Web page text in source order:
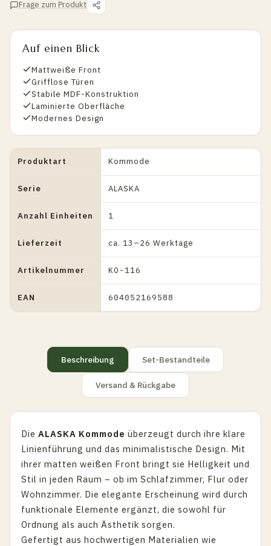
Frage zum Produkt
Auf einen Blick
Mattweiße Front
Grifflose Türen
Stabile MDF-Konstruktion
Laminierte Oberfläche
Modernes Design
Produktart Kommode
Serie ALASKA
Anzahl Einheiten 1
Lieferzeit ca. 13–26 Werktage
Artikelnummer KO-116
EAN 604052169588
Beschreibung Set-Bestandteile
Versand & Rückgabe
Die ALASKA Kommode überzeugt durch ihre klare
Linienführung und das minimalistische Design. Mit
ihrer matten weißen Front bringt sie Helligkeit und
Stil in jeden Raum – ob im Schlafzimmer, Flur oder
Wohnzimmer. Die elegante Erscheinung wird durch
funktionale Elemente ergänzt, die sowohl für
Ordnung als auch Ästhetik sorgen.
Gefertigt aus hochwertigen Materialien wie